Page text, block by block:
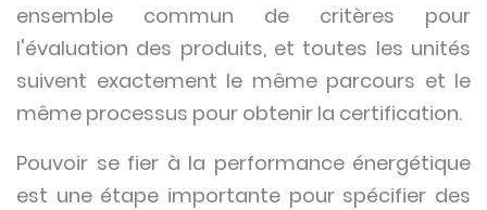
ensemble commun de critères pour
l'évaluation des produits, et toutes les unités
suivent exactement le même parcours et le
même processus pour obtenir la certification.
Pouvoir se fier à la performance énergétique
est une étape importante pour spécifier des